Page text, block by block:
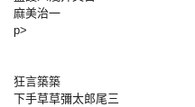
麻美治一
p>
狂言築築
下手草草彌太郎尾三